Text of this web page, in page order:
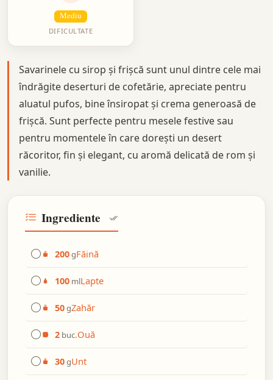
Mediu
DIFICULTATE
Savarinele cu sirop și frișcă sunt unul dintre cele mai
îndrăgite deserturi de cofetărie, apreciate pentru
aluatul pufos, bine însiropat și crema generoasă de
frișcă. Sunt perfecte pentru mesele festive sau
pentru momentele în care dorești un desert
răcoritor, fin și elegant, cu aromă delicată de rom și
vanilie.
Ingrediente
200gFăină
100 mlLapte
50gZahăr
2 buc.Ouă
30gUnt